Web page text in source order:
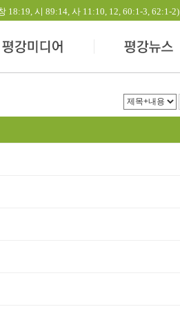
시 89:14, 사 11:10, 12, 60:1-3, 62:1-2)